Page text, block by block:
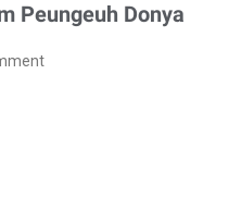
Peungeuh Donya